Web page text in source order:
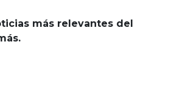
más relevantes del